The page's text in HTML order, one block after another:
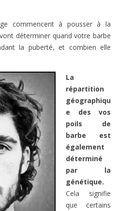
commencent à pousser à la
déterminer quand votre barbe
la puberté, et combien elle
La
répartition
géographiqu
e des vos
poils de
barbe est
également
déterminé
par la
génétique.
Cela signifie
que certains